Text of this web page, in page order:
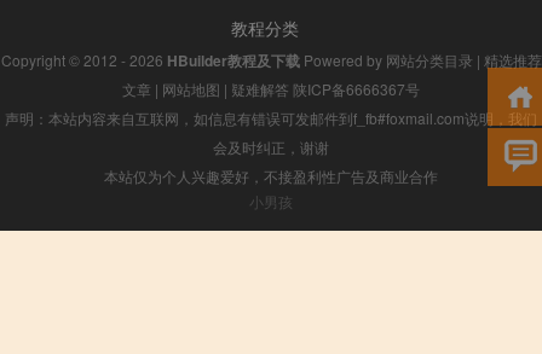
教程分类
Copyright © 2012 - 2026 HBuilder教程及下载Powered by 网站分类目录 | 精选推荐
文章 | 网站地图 | 疑难解答 陕ICP备6666367号
声明：本站内容来自互联网，如信息有错误可发邮件到f_fb#foxmail.com说明，我们
会及时纠正，谢谢
本站仅为个人兴趣爱好，不接盈利性广告及商业合作
小男孩